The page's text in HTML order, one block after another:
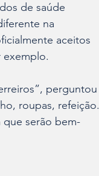
de saúde
na
aceitos
exemplo.
perguntou
roupas, refeição.
que serão bem-